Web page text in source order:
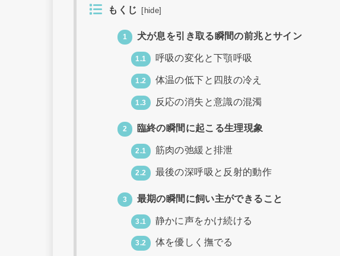
もくじ [ hide]
1 犬が息を引き取る瞬間の前兆とサイン
1.1 呼吸の変化と下顎呼吸
1.2 体温の低下と四肢の冷え
1.3 反応の消失と意識の混濁
2 臨終の瞬間に起こる生理現象
2.1 筋肉の弛緩と排泄
2.2 最後の深呼吸と反射的動作
3 最期の瞬間に飼い主ができること
3.1 静かに声をかけ続ける
3.2 体を優しく撫でる